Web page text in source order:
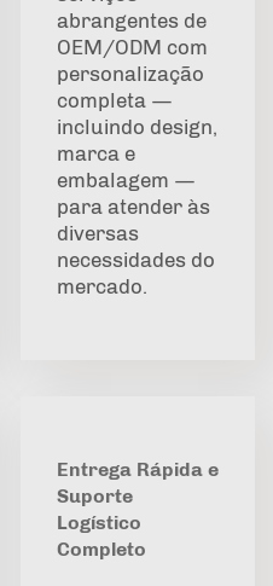
abrangentes de
OEM/ODM com
personalização
completa —
incluindo design,
marca e
embalagem —
para atender às
diversas
necessidades do
mercado.
Entrega Rápida e
Suporte
Logístico
Completo